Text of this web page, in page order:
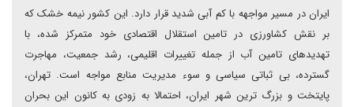
ایران در مسیر مواجهه با کم آبی شدید قرار دارد. این کشور نیمه خشک که
بر نقش کشاورزی در تامین استقلال اقتصادی خود متمرکز شده، با
تهدیدهای تامین آب از جمله تغییرات اقلیمی، رشد جمعیت، مهاجرت
گسترده، بی ثباتی سیاسی و سوء مدیریت منابع مواجه است. تهران،
پایتخت و بزرگ ترین شهر ایران، احتمالا به زودی به کانون این بحران